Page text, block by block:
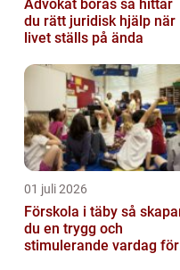
Advokat borås så hittar
du rätt juridisk hjälp när
livet ställs på ända
01 juli 2026
Förskola i täby så skapar
du en trygg och
stimulerande vardag för